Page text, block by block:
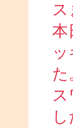
ス
本
た
ス